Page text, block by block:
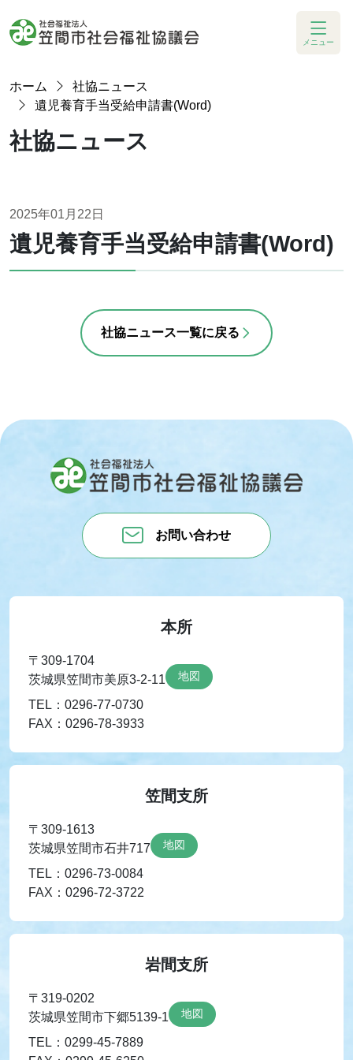
メニュー
ホーム
社協ニュース
遺児養育手当受給申請書(Word)
社協ニュース
2025年01月22日
遺児養育手当受給申請書(Word)
社協ニュース一覧に戻る
お問い合わせ
本所
〒309-1704
茨城県笠間市美原3-2-11
地図
TEL：0296-77-0730
FAX：0296-78-3933
笠間支所
〒309-1613
茨城県笠間市石井717
地図
TEL：0296-73-0084
FAX：0296-72-3722
岩間支所
〒319-0202
茨城県笠間市下郷5139-1
地図
TEL：0299-45-7889